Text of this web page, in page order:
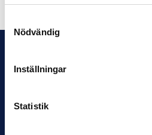
Nödvändig
Inställningar
Statistik